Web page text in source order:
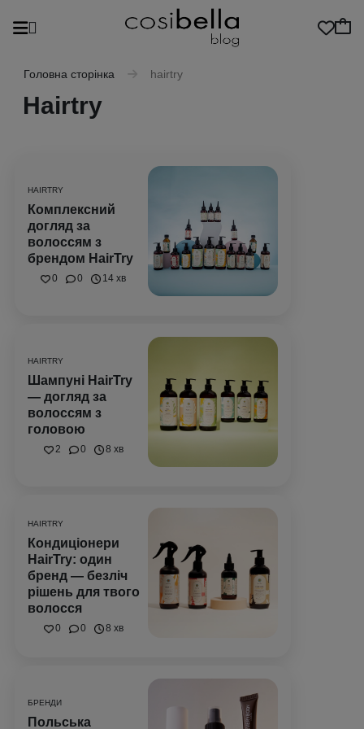
Головна сторінка hairtry
Hairtry
HAIRTRY
Комплексний
догляд за
волоссям з
брендом HairTry
0 0 14 хв
HAIRTRY
Шампуні HairTry
— догляд за
волоссям з
головою
2 0 8 хв
HAIRTRY
Кондиціонери
HairTry: один
бренд — безліч
рішень для твого
волосся
0 0 8 хв
БРЕНДИ
Польська